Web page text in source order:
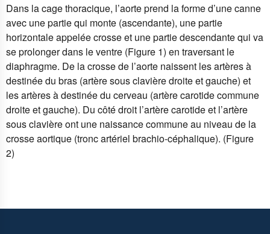
Dans la cage thoracique, l’aorte prend la forme d’une canne
avec une partie qui monte (ascendante), une partie
horizontale appelée crosse et une partie descendante qui va
se prolonger dans le ventre (Figure 1) en traversant le
diaphragme. De la crosse de l’aorte naissent les artères à
destinée du bras (artère sous clavière droite et gauche) et
les artères à destinée du cerveau (artère carotide commune
droite et gauche). Du côté droit l’artère carotide et l’artère
sous clavière ont une naissance commune au niveau de la
crosse aortique (tronc artériel brachio-céphalique). (Figure
2)